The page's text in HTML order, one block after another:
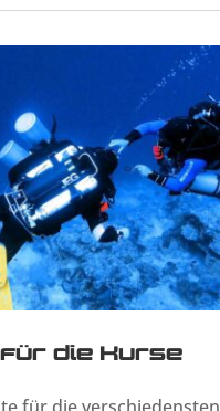
die Kurse